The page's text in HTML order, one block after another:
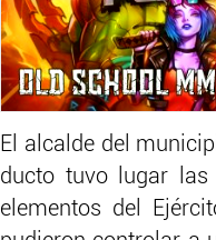
El alcalde del
ducto tuvo lugar las
elementos del